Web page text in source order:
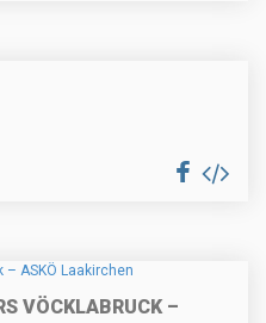
VÖCKLABRUCK –